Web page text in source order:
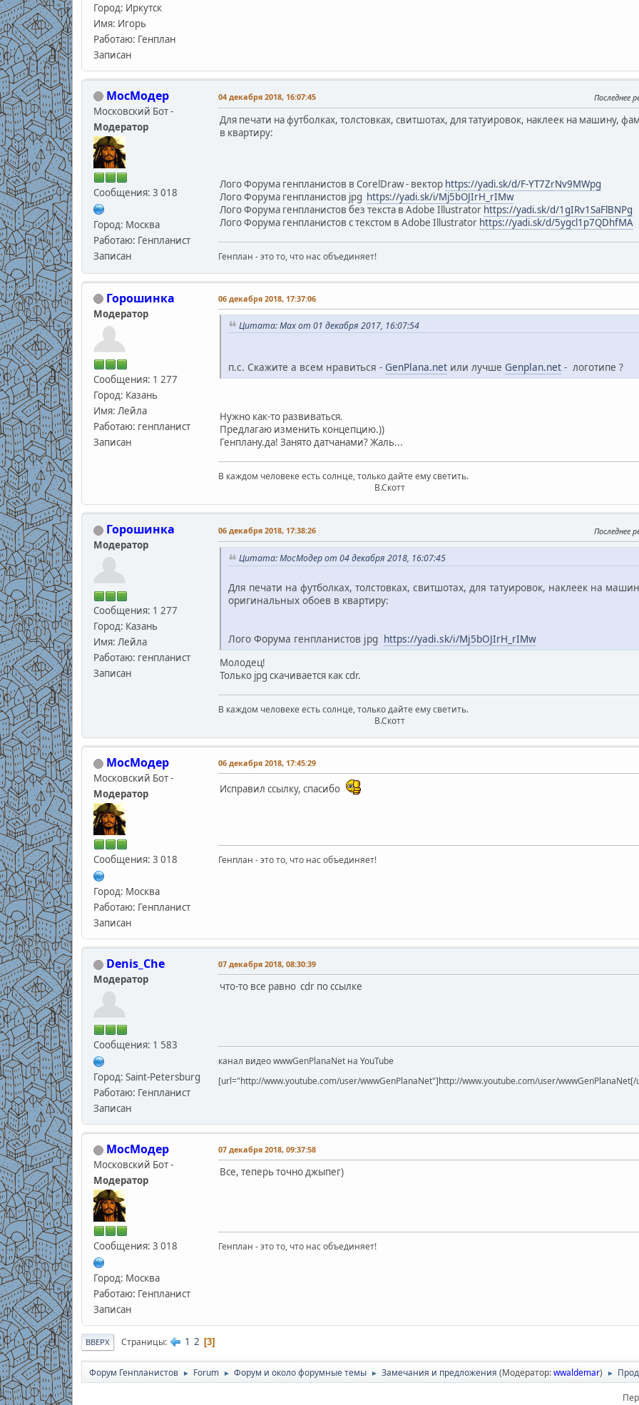
Город: Иркутск
Имя: Игорь
Работаю: Генплан
Записан
МосМодер
Московский Бот -
Модератор
Сообщения: 3 018
Город: Москва
Работаю: Генпланист
Записан
04 декабря 2018, 16:07:45 Последнее
Для печати на футболках, толстовках, свитшотах, для татуировок, наклеек на машину,
в квартиру:
Лого Форума генпланистов в CorelDraw - вектор https://yadi.sk/d/F-YT7ZrNv9MWpg
Лого Форума генпланистов jpg https://yadi.sk/i/Mj5bOJIrH_rIMw
Лого Форума генпланистов без текста в Adobe Illustrator https://yadi.sk/d/1gIRv1SaFlBNPg
Лого Форума генпланистов с текстом в Adobe Illustrator https://yadi.sk/d/5ygcl1p7QDhfMA
Генплан - это то, что нас объединяет!
Горошинка
Модератор
Сообщения: 1 277
Город: Казань
Имя: Лейла
Работаю: генпланист
Записан
06 декабря 2018, 17:37:06
Цитата: Max от 01 декабря 2017, 16:07:54
п.с. Скажите а всем нравиться - GenPlana.netили лучше Genplan.net- логотипе ?
Нужно как-то развиваться.
Предлагаю изменить концепцию.))
Генплану.да! Занято датчанами? Жаль...
В каждом человеке есть солнце, только дайте ему светить.
В.Скотт
Горошинка
Модератор
Сообщения: 1 277
Город: Казань
Имя: Лейла
Работаю: генпланист
Записан
06 декабря 2018, 17:38:26 Последнее
Цитата: МосМодер от 04 декабря 2018, 16:07:45
Для печати на футболках, толстовках, свитшотах, для татуировок, наклеек на
оригинальных обоев в квартиру:
Лого Форума генпланистов jpg https://yadi.sk/i/Mj5bOJIrH_rIMw
Молодец!
Только jpg скачивается как cdr.
В каждом человеке есть солнце, только дайте ему светить.
В.Скотт
МосМодер
Московский Бот -
Модератор
Сообщения: 3 018
Город: Москва
Работаю: Генпланист
Записан
06 декабря 2018, 17:45:29
Исправил ссылку, спасибо
Генплан - это то, что нас объединяет!
Denis_Che
Модератор
Сообщения: 1 583
Город: Saint-Petersburg
Работаю: Генпланист
Записан
07 декабря 2018, 08:30:39
что-то все равно cdr по ссылке
канал видео wwwGenPlanaNet на YouTube
[url="http://www.youtube.com/user/wwwGenPlanaNet"]http://www.youtube.com/user/
МосМодер
Московский Бот -
Модератор
Сообщения: 3 018
Город: Москва
Работаю: Генпланист
Записан
07 декабря 2018, 09:37:58
Все, теперь точно джыпег)
Генплан - это то, что нас объединяет!
ВВЕРХ Страницы 1 2 3
Форум Генпланистов ► Forum ► Форум и около форумные темы ► Замечания и предложения (Модератор:wwaldemar) ►